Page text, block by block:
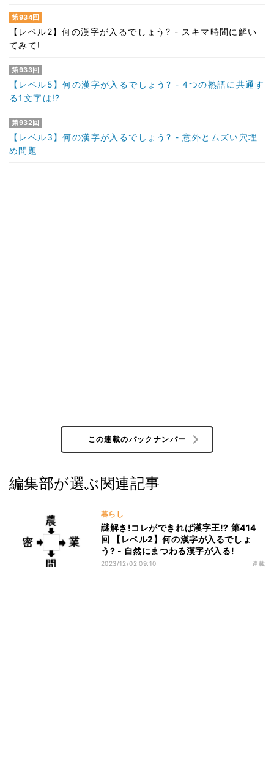
第934回
【レベル2】何の漢字が入るでしょう? - スキマ時間に解い
てみて!
第933回
【レベル5】何の漢字が入るでしょう? - 4つの熟語に共通す
る1文字は!?
第932回
【レベル3】何の漢字が入るでしょう? - 意外とムズい穴埋
め問題
この連載のバックナンバー
編集部が選ぶ関連記事
暮らし
謎解き!コレができれば漢字王!? 第414
回 【レベル2】何の漢字が入るでしょ
う? - 自然にまつわる漢字が入る!
2023/12/02 09:10 連載